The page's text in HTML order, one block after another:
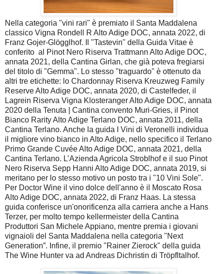
Nella categoria "vini rari" è premiato il Santa Maddalena
classico Vigna Rondell R Alto Adige DOC, annata 2022, di
Franz Gojer-Glögglhof. Il "Tastevin" della Guida Vitae è
conferito al Pinot Nero Riserva Trattmann Alto Adige DOC,
annata 2021, della Cantina Girlan, che già poteva fregiarsi
del titolo di "Gemma". Lo stesso "traguardo" è ottenuto da
altri tre etichette: lo Chardonnay Riserva Kreuzweg Family
Reserve Alto Adige DOC, annata 2020, di Castelfeder, il
Lagrein Riserva Vigna Klosteranger Alto Adige DOC, annata
2020 della Tenuta | Cantina convento Muri-Gries, il Pinot
Bianco Rarity Alto Adige Terlano DOC, annata 2011, della
Cantina Terlano. Anche la guida I Vini di Veronelli individua
il migliore vino bianco in Alto Adige, nello specifico il Terlano
Primo Grande Cuvée Alto Adige DOC, annata 2021, della
Cantina Terlano. L’Azienda Agricola Stroblhof e il suo Pinot
Nero Riserva Sepp Hanni Alto Adige DOC, annata 2019, si
meritano per lo stesso motivo un posto tra i "10 Vini Sole".
Per Doctor Wine il vino dolce dell'anno è il Moscato Rosa
Alto Adige DOC, annata 2022, di Franz Haas. La stessa
guida conferisce un'onorificenza alla carriera anche a Hans
Terzer, per molto tempo kellermeister della Cantina
Produttori San Michele Appiano, mentre premia i giovani
vignaioli del Santa Maddalena nella categoria "Next
Generation”. Infine, il premio "Rainer Zierock" della guida
The Wine Hunter va ad Andreas Dichristin di Tröpfltalhof.